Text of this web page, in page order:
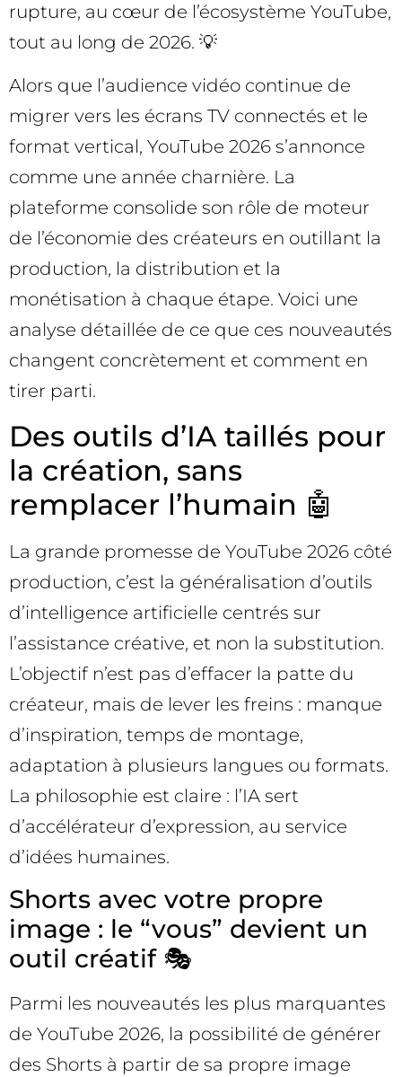
rupture, au cœur de l’écosystème YouTube,
tout au long de 2026. 💡
Alors que l’audience vidéo continue de
migrer vers les écrans TV connectés et le
format vertical, YouTube 2026 s’annonce
comme une année charnière. La
plateforme consolide son rôle de moteur
de l’économie des créateurs en outillant la
production, la distribution et la
monétisation à chaque étape. Voici une
analyse détaillée de ce que ces nouveautés
changent concrètement et comment en
tirer parti.
Des outils d’IA taillés pour
la création, sans
remplacer l’humain 🤖
La grande promesse de YouTube 2026 côté
production, c’est la généralisation d’outils
d’intelligence artificielle centrés sur
l’assistance créative, et non la substitution.
L’objectif n’est pas d’effacer la patte du
créateur, mais de lever les freins : manque
d’inspiration, temps de montage,
adaptation à plusieurs langues ou formats.
La philosophie est claire : l’IA sert
d’accélérateur d’expression, au service
d’idées humaines.
Shorts avec votre propre
image : le “vous” devient un
outil créatif 🎭
Parmi les nouveautés les plus marquantes
de YouTube 2026, la possibilité de générer
des Shorts à partir de sa propre image